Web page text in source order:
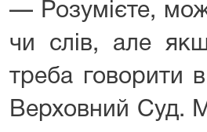
— Розумієте,
чи слів, але
треба говорити
Верховний Суд.